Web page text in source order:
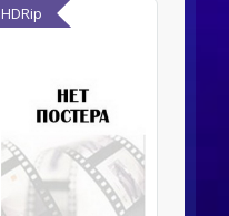
HDRip